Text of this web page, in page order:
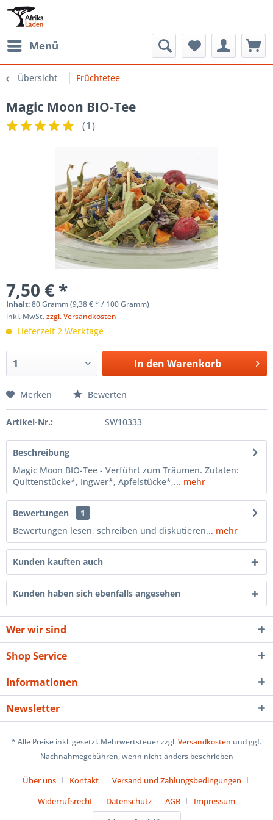
Menü
Übersicht Früchtetee
Magic Moon BIO-Tee
(1)
7,50 € *
Inhalt:80 Gramm (9,38 € * / 100 Gramm)
inkl. MwSt.zzgl. Versandkosten
Lieferzeit 2 Werktage
In den Warenkorb
Merken Bewerten
Artikel-Nr.: SW10333
Beschreibung
Magic Moon BIO-Tee - Verführt zum Träumen. Zutaten:
Quittenstücke*, Ingwer*, Apfelstücke*,... mehr
Bewertungen
1
Bewertungen lesen, schreiben und diskutieren... mehr
Kunden kauften auch
Kunden haben sich ebenfalls angesehen
Wer wir sind
Shop Service
Informationen
Newsletter
* Alle Preise inkl. gesetzl. Mehrwertsteuer zzgl.Versandkosten und ggf.
Nachnahmegebühren, wenn nicht anders beschrieben
Über uns Kontakt
Versand und Zahlungsbedingungen
Widerrufsrecht
Datenschutz AGB Impressum